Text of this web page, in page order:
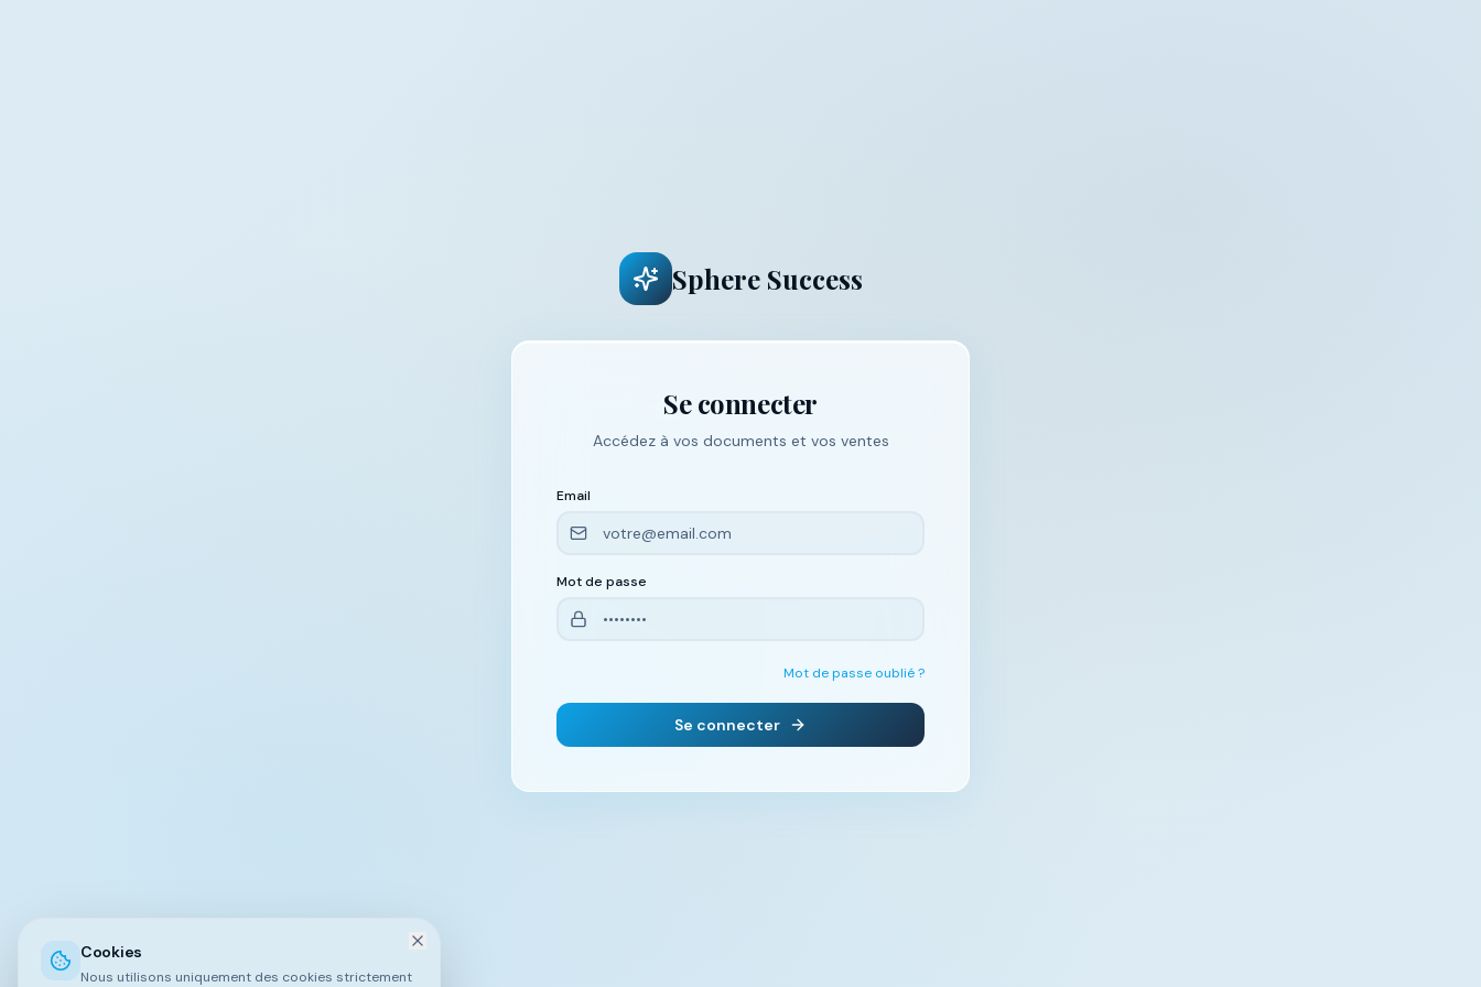
Sphere Success
Se connecter
Accédez à vos documents et vos ventes
Email
Mot de passe
Mot de passe oublié ?
Se connecter
Cookies
Nous utilisons uniquement des cookies strictement